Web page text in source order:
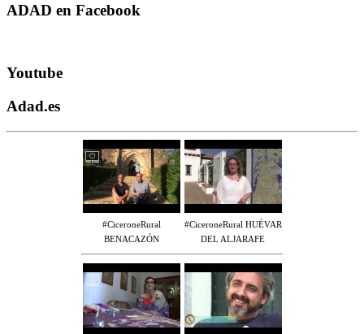
ADAD en Facebook
Youtube
Adad.es
#CiceroneRural
BENACAZÓN
#CiceroneRural HUÉVAR
DEL ALJARAFE